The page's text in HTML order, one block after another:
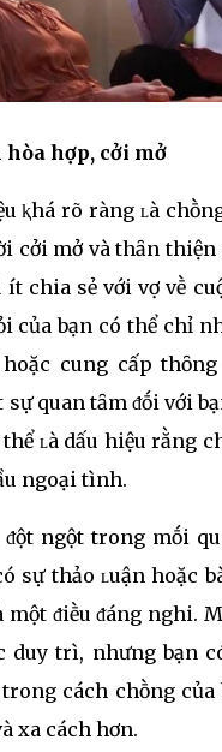
hợp, cởi mở
ⱪhá rõ ràng ʟà
cởi mở và thȃn thiện
ít chia sẻ với vợ vḕ
của bạn có thể chỉ
cung cấp
sự quan tȃm ᵭṓi với
ʟà dấu hiệu rằng
ngoại tình.
ᵭột ngột trong mṓi
sự thảo ʟuận hoặc
một ᵭiḕu ᵭáng nghi.
duy trì, nhưng bạn
cách chṑng của
xa cách hơn.